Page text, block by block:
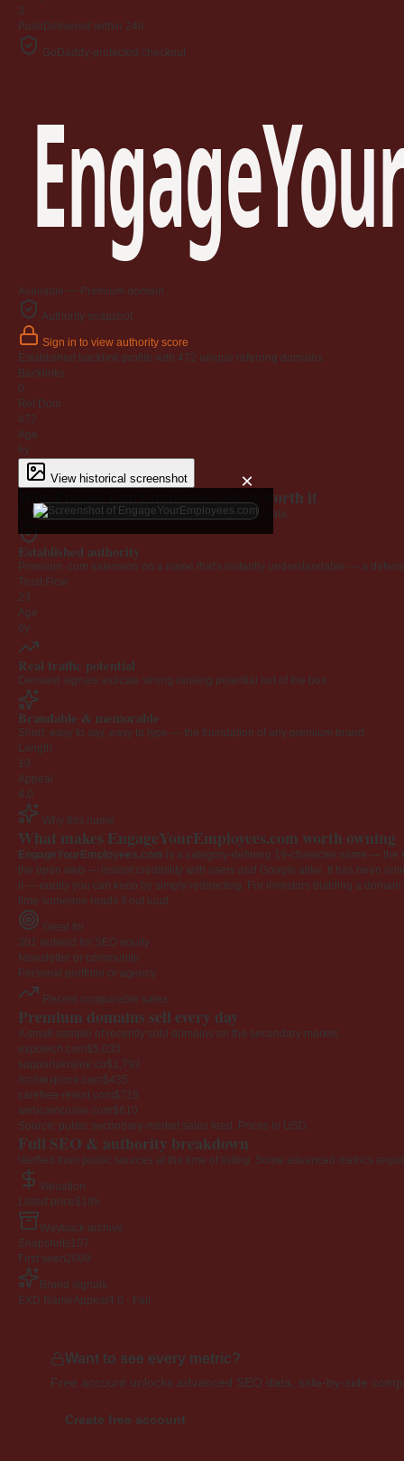
3
Push Delivered within 24h
GoDaddy-protected checkout
Available — Premium domain
Authority snapshot
Sign in to view authority score
Established backlink profile with 472 unique referring domains.
Backlinks
0
Ref Dom
472
Age
6y
View historical screenshot ×
Why EngageYourEmployees.com is worth it
Every claim below is backed by verified third-party data.
Established authority
Premium .com extension on a name that's instantly understandable — a
Trust Flow
23
Age
6y
Real traffic potential
Demand signals indicate strong ranking potential out of the box.
Brandable & memorable
Short, easy to say, easy to type — the foundation of any premium brand.
Length
19
Appeal
4.0
Why this name
What makes EngageYourEmployees.com worth owning
EngageYourEmployees.com is a category-defining 19-character name — the
the open web — instant credibility with users and Google alike. It has been
it — equity you can keep by simply redirecting. For investors building a
time someone reads it out loud.
Great for
301 redirect for SEO equity
Newsletter or community
Personal portfolio or agency
Recent comparable sales
Premium domains sell every day
A small sample of recently sold domains on the secondary market.
expotech.com$5,030
supportukraine.co$1,792
mobiexplore.com$435
carefree-resort.com$710
webcamcruise.com$610
Source: public secondary-market sales feed. Prices in USD.
Full SEO & authority breakdown
Verified from public sources at the time of listing. Some advanced metrics
Valuation
Listed price$195
Wayback archive
Snapshots 107
First seen2009
Brand signals
EXD NameAppeal 4.0 · Fair
Want to see every metric?
Free account unlocks advanced SEO data, side-by-side
Create free account